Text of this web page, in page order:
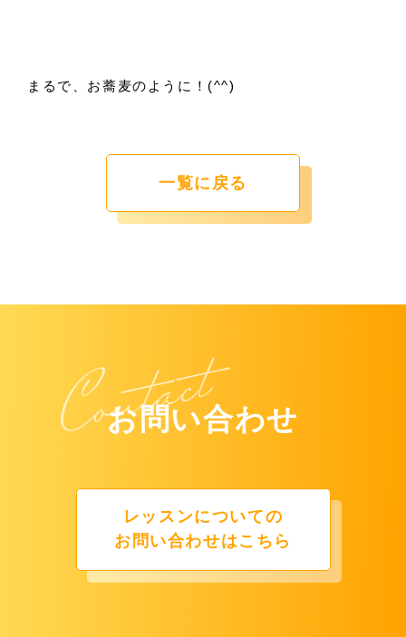
まるで、お蕎麦のように！(^^)
一覧に戻る
お問い合わせ
レッスンについての
お問い合わせはこちら